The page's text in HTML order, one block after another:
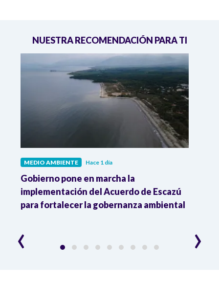
NUESTRA RECOMENDACIÓN PARA TI
MEDIO AMBIENTE Hace 1 día
Gobierno pone en marcha la
implementación del Acuerdo de Escazú
para fortalecer la gobernanza ambiental
‹ ›